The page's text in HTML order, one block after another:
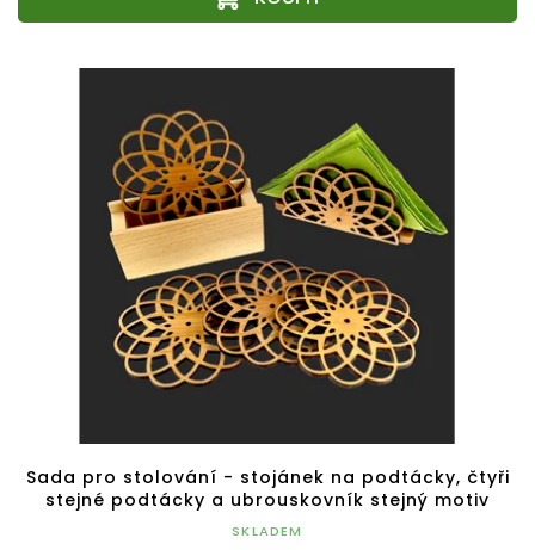
Sada pro stolování - stojánek na podtácky, čtyři
stejné podtácky a ubrouskovník stejný motiv
SKLADEM